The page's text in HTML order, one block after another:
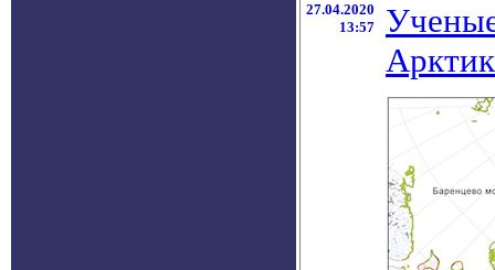
27.04.2020
13:57